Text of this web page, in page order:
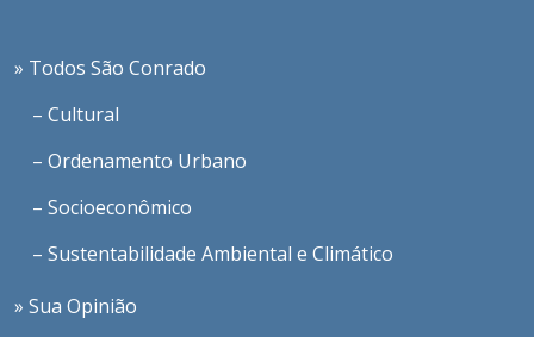
» Todos São Conrado
– Cultural
– Ordenamento Urbano
– Socioeconômico
– Sustentabilidade Ambiental e Climático
» Sua Opinião